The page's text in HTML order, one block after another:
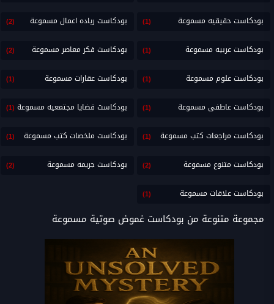
بودكاست حقيقيه مسموعة (1) بودكاست رياده اعمال مسموعة (2)
بودكاست عربيه مسموعة (1) بودكاست فكر معاصر مسموعة (2)
بودكاست علوم مسموعة (1) بودكاست عقارات مسموعة (1)
بودكاست عاطفى مسموعة (1) بودكاست قضايا مجتمعيه مسموعة (1)
بودكاست مراجعات كتب مسموعة (1) بودكاست ملخصات كتب مسموعة (1)
بودكاست متنوع مسموعة (2) بودكاست جريمه مسموعة (2)
بودكاست علاقات مسموعة (1)
مجموعة متنوعة من بودكاست غموض صوتية مسموعة